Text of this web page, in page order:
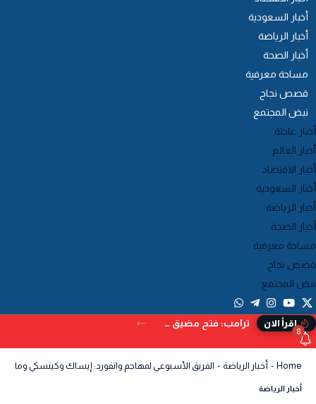
أخبار السعودية
أخبار الرياضة
أخبار الصحة
مساحة معرفية
قصص نجاح
نبض المجتمع
عاجلة
العالم
الاقتصاد
السعودية
الرياضة
الصحة
معرفية
نجاح
المجتمع
إقرأ الان ترامب: فتح مضيق هرمز بات وشيكًا.. ويُحذر من البدائل إذا تعثر الاتفاق
8
Home أخبار الرياضة الفريق الأسبوعي لمهاجم واتفورد: إيساك وكينسكي
أخبار الرياضة